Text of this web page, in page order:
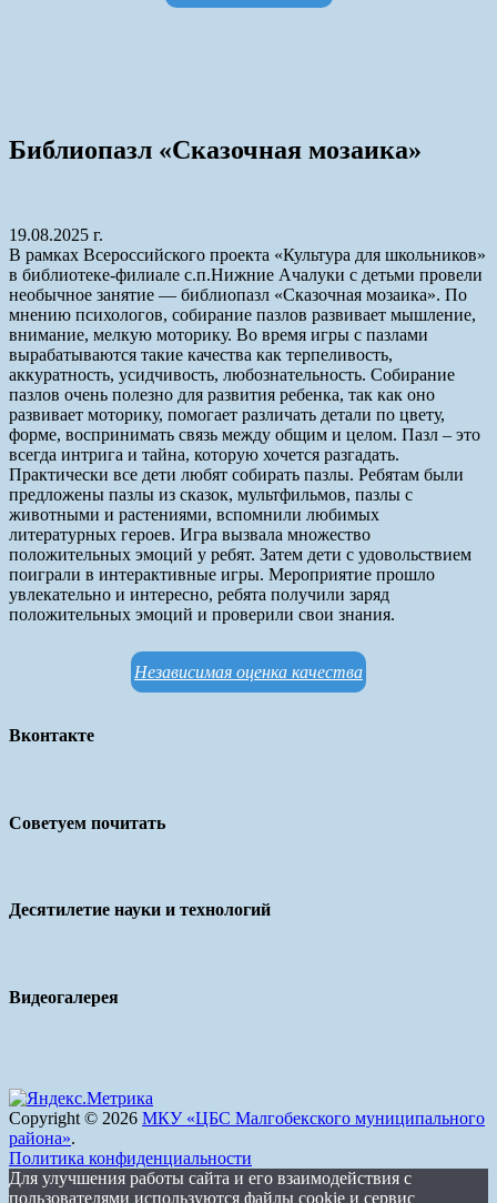
Библиопазл «Сказочная мозаика»
19.08.2025 г.
В рамках Всероссийского проекта «Культура для школьников»
в библиотеке-филиале с.п.Нижние Ачалуки с детьми провели
необычное занятие — библиопазл «Сказочная мозаика». По
мнению психологов, собирание пазлов развивает мышление,
внимание, мелкую моторику. Во время игры с пазлами
вырабатываются такие качества как терпеливость,
аккуратность, усидчивость, любознательность. Собирание
пазлов очень полезно для развития ребенка, так как оно
развивает моторику, помогает различать детали по цвету,
форме, воспринимать связь между общим и целом. Пазл – это
всегда интрига и тайна, которую хочется разгадать.
Практически все дети любят собирать пазлы. Ребятам были
предложены пазлы из сказок, мультфильмов, пазлы с
животными и растениями, вспомнили любимых
литературных героев. Игра вызвала множество
положительных эмоций у ребят. Затем дети с удовольствием
поиграли в интерактивные игры. Мероприятие прошло
увлекательно и интересно, ребята получили заряд
положительных эмоций и проверили свои знания.
Независимая оценка качества
Вконтакте
Советуем почитать
Десятилетие науки и технологий
Видеогалерея
Copyright © 2026 МКУ «ЦБС Малгобекского муниципального
района».
Политика конфиденциальности
Для улучшения работы сайта и его взаимодействия с
пользователями используются файлы cookie и сервис